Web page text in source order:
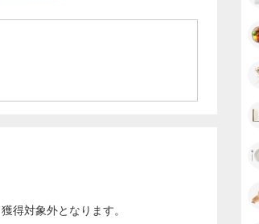
得対象外となります。